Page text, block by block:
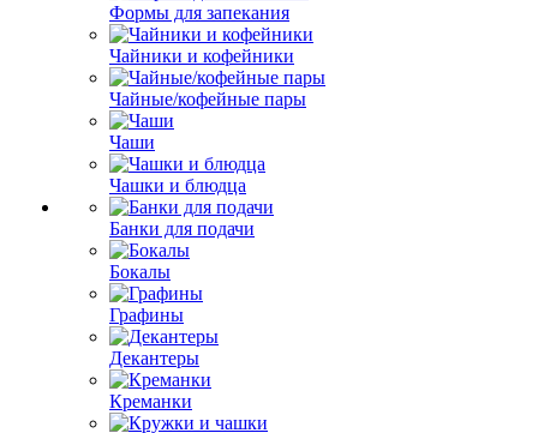
Формы для запекания
Чайники и кофейники
Чайные/кофейные пары
Чаши
Чашки и блюдца
Банки для подачи
Бокалы
Графины
Декантеры
Креманки